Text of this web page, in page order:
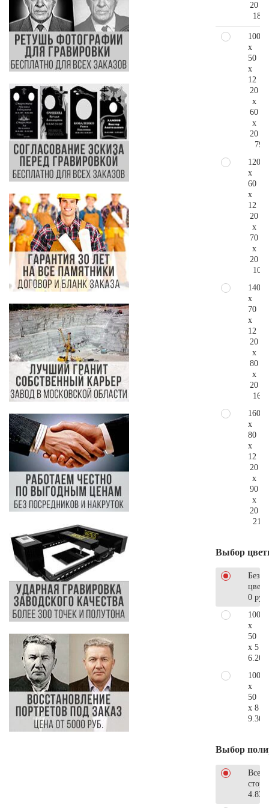
20
100
x
50
x
12
20
x
60
x
20
120
x
60
x
12
20
x
70
x
20
140
x
70
x
12
20
x
80
x
20
160
x
80
x
12
20
x
90
x
20
Выбор
Без
0 руб.
100
x
50
x 5
100
x
50
x 8
Выбор
Все